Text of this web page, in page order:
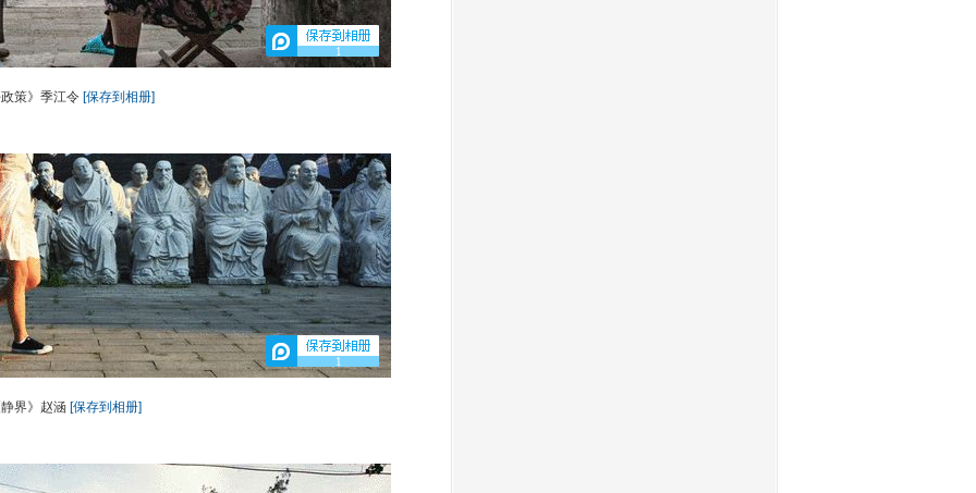
1
策》季江令 [保存到相册]
1
界》赵涵 [保存到相册]